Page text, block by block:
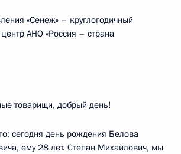
«Сенеж» – круглогодичный
АНО «Россия – страна
товарищи, добрый день!
сегодня день рождения Белова
ему 28 лет. Степан Михайлович, мы